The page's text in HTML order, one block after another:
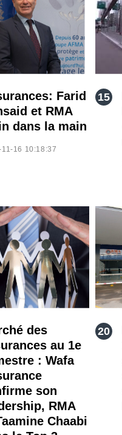
Farid
et RMA
dans la main
11-16 10:18:37
des
au 1e
: Wafa
son
RMA
Chaabi